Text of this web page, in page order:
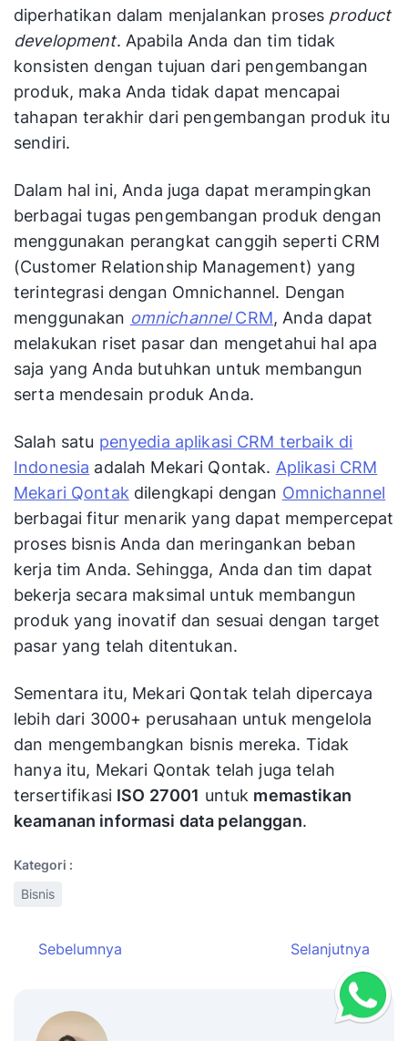
diperhatikan dalam menjalankan proses product
development. Apabila Anda dan tim tidak
konsisten dengan tujuan dari pengembangan
produk, maka Anda tidak dapat mencapai
tahapan terakhir dari pengembangan produk itu
sendiri.
Dalam hal ini, Anda juga dapat merampingkan
berbagai tugas pengembangan produk dengan
menggunakan perangkat canggih seperti CRM
(Customer Relationship Management) yang
terintegrasi dengan Omnichannel. Dengan
menggunakan omnichannelCRM, Anda dapat
melakukan riset pasar dan mengetahui hal apa
saja yang Anda butuhkan untuk membangun
serta mendesain produk Anda.
Salah satu penyedia aplikasi CRM terbaik di
Indonesia adalah Mekari Qontak. Aplikasi CRM
Mekari Qontak dilengkapi dengan Omnichannel
berbagai fitur menarik yang dapat mempercepat
proses bisnis Anda dan meringankan beban
kerja tim Anda. Sehingga, Anda dan tim dapat
bekerja secara maksimal untuk membangun
produk yang inovatif dan sesuai dengan target
pasar yang telah ditentukan.
Sementara itu, Mekari Qontak telah dipercaya
lebih dari 3000+ perusahaan untuk mengelola
dan mengembangkan bisnis mereka. Tidak
hanya itu, Mekari Qontak telah juga telah
tersertifikasi ISO 27001 untuk memastikan
keamanan informasi data pelanggan.
Kategori :
Bisnis
Sebelumnya Selanjutnya